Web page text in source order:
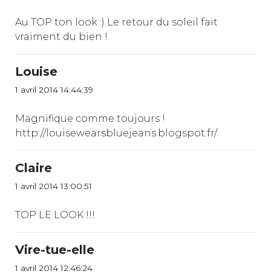
Au TOP ton look :) Le retour du soleil fait
vraiment du bien !
Louise
1 avril 2014 14:44:39
Magnifique comme toujours !
http://louisewearsbluejeans.blogspot.fr/
Claire
1 avril 2014 13:00:51
TOP LE LOOK !!!
Vire-tue-elle
1 avril 2014 12:46:24